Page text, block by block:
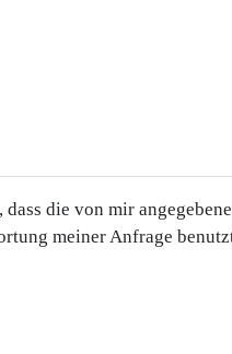
die von mir
meiner Anfrage